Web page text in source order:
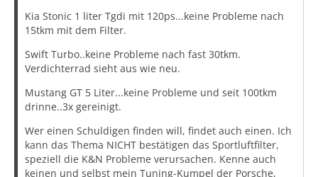
Kia Stonic 1 liter Tgdi mit 120ps...keine Probleme nach
15tkm mit dem Filter.
Swift Turbo..keine Probleme nach fast 30tkm.
Verdichterrad sieht aus wie neu.
Mustang GT 5 Liter...keine Probleme und seit 100tkm
drinne..3x gereinigt.
Wer einen Schuldigen finden will, findet auch einen. Ich
kann das Thema NICHT bestätigen das Sportluftfilter,
speziell die K&N Probleme verursachen. Kenne auch
keinen und selbst mein Tuning-Kumpel der Porsche,